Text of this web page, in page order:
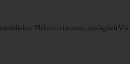
Mehrwertsteuer, zuzüglich